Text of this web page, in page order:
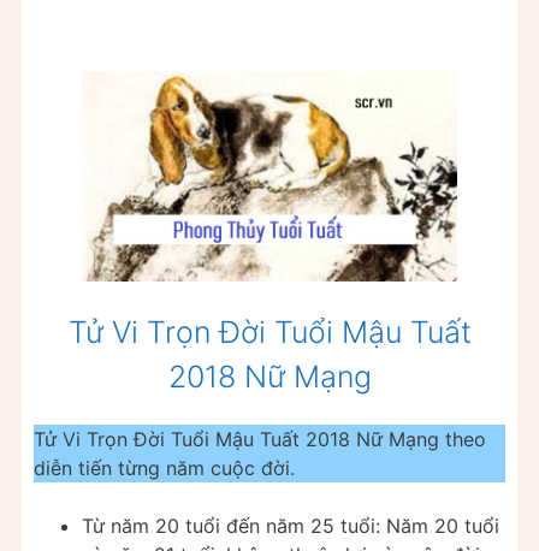
Tử Vi Trọn Đời Tuổi Mậu Tuất
2018 Nữ Mạng
Tử Vi Trọn Đời Tuổi Mậu Tuất 2018 Nữ Mạng theo
diễn tiến từng năm cuộc đời.
Từ năm 20 tuổi đến năm 25 tuổi: Năm 20 tuổi